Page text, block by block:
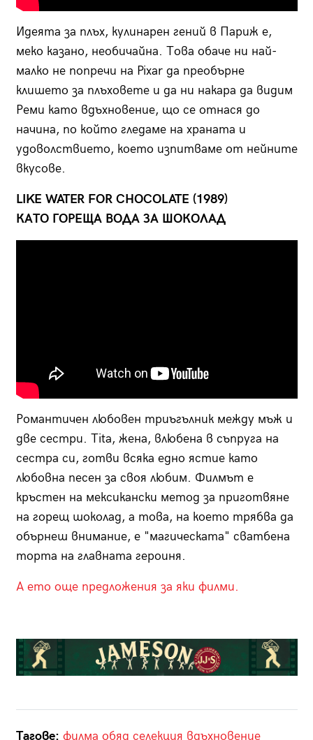
Идеята за плъх, кулинарен гений в Париж е,
меко казано, необичайна. Това обаче ни най-
малко не попречи на Pixar да преобърне
клишето за плъховете и да ни накара да видим
Реми като вдъхновение, що се отнася до
начина, по който гледаме на храната и
удоволствието, което изпитваме от нейните
вкусове.
LIKE WATER FOR CHOCOLATE (1989)
КАТО ГОРЕЩА ВОДА ЗА ШОКОЛАД
Романтичен любовен триъгълник между мъж и
две сестри. Tita, жена, влюбена в съпруга на
сестра си, готви всяка едно ястие като
любовна песен за своя любим. Филмът е
кръстен на мексикански метод за приготвяне
на горещ шоколад, а това, на което трябва да
обърнеш внимание, е "магическата" сватбена
торта на главната героиня.
А ето още предложения за яки филми.
Тагове: филма обяд селекция вдъхновение